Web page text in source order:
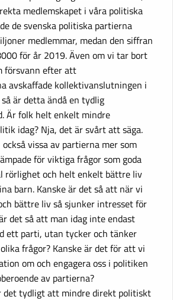
medlemskapet i våra politiska
de svenska politiska partierna
medlemmar, medan den siffran
för år 2019. Även om vi tar bort
försvann efter att
avskaffade kollektivanslutningen i
är detta ändå en tydlig
Är folk helt enkelt mindre
idag? Nja, det är svårt att säga.
vissa av partierna mer som
för viktiga frågor som goda
rörlighet och helt enkelt bättre liv
barn. Kanske är det så att när vi
bättre liv så sjunker intresset för
det så att man idag inte endast
ett parti, utan tycker och tänker
frågor? Kanske är det för att vi
om och engagera oss i politiken
av partierna?
det tydligt att mindre direkt politiskt